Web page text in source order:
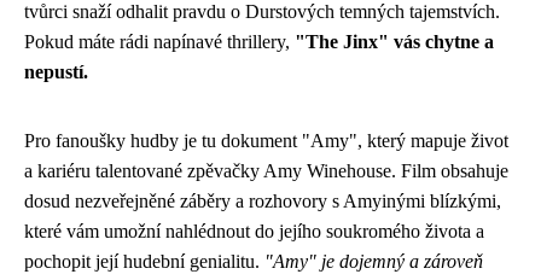
tvůrci snaží odhalit pravdu o Durstových temných tajemstvích.
Pokud máte rádi napínavé thrillery, "The Jinx" vás chytne a
nepustí.
Pro fanoušky hudby je tu dokument "Amy", který mapuje život
a kariéru talentované zpěvačky Amy Winehouse. Film obsahuje
dosud nezveřejněné záběry a rozhovory s Amyinými blízkými,
které vám umožní nahlédnout do jejího soukromého života a
pochopit její hudební genialitu. "Amy" je dojemný a zároveň